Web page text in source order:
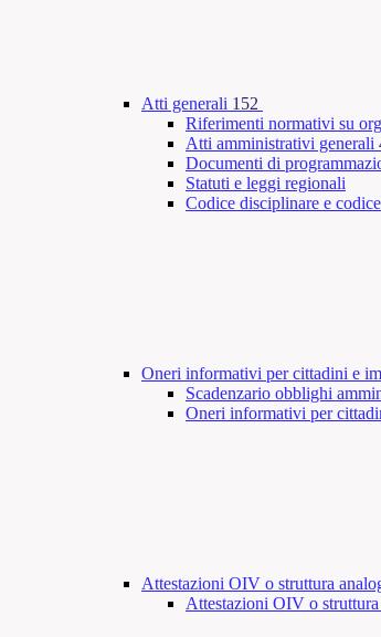
Atti generali 152
Riferimenti normativi su
Atti amministrativi generali
Documenti di
Statuti e leggi regionali
Codice disciplinare e
Oneri informativi per cittadini e
Scadenzario obblighi
Oneri informativi per
Attestazioni OIV o struttura
Attestazioni OIV o struttura